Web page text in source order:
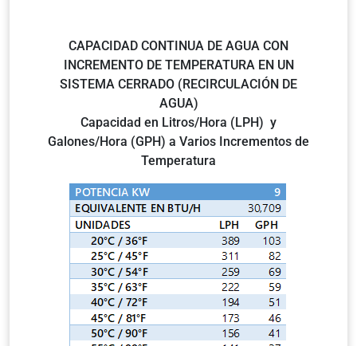
CAPACIDAD CONTINUA DE AGUA CON
INCREMENTO DE TEMPERATURA EN UN
SISTEMA CERRADO (RECIRCULACIÓN DE
AGUA)
Capacidad en Litros/Hora (LPH) y
Galones/Hora (GPH) a Varios Incrementos de
Temperatura